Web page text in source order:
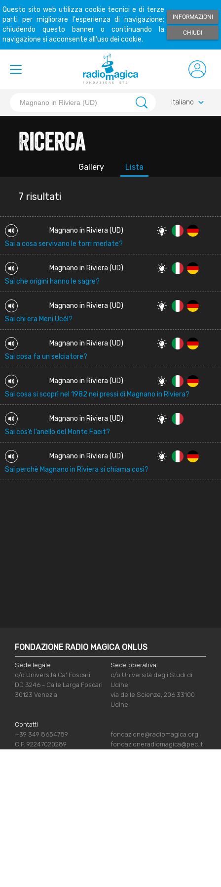
Questo sito web utilizza cookie tecnici e di terze
parti per migliorare l'esperienza di navigazione;
chiudendo questo banner o continuando la
navigazione si acconsente all'uso dei cookie.
INFORMAZIONI
CHIUDI
Italiano keyboard_arrow_down
Ricerca
Gallery Lista
7 risultati
Magnano in Riviera (UD)
Sai a cosa servivano le torri merlate?
Magnano in Riviera (UD)
Sai che origini hanno le sagre?
Magnano in Riviera (UD)
Sai chi era Meni Ucél?
Magnano in Riviera (UD)
Sai cosa fa un selciatore?
Magnano in Riviera (UD)
Sai cosa si scoprì nel 1982 nei pressi di Magnano in Riviera?
Magnano in Riviera (UD)
Sai cos’è l’anello del Monte Faeit?
Magnano in Riviera (UD)
Sai perchè Magnano in Riviera si chiama così?
FONDAZIONE RADIO MAGICA ONLUS
Sede legale
c/o Università Ca' Foscari
DD 3246 - Calle Larga Foscari
30123 Venezia
Sede operativa
c/o Università degli Studi di
Udine
via delle Scienze, 206 33100
Udine
Contatti
+39 349 8654789
C.F. 92247020289
fondazione@radiomagica.org
fondazioneradiomagica@pec.it